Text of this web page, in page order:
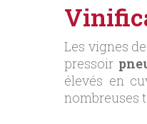
Les vignes
pressoir
élevés en
nombreuses